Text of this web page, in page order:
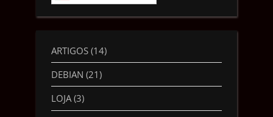
ARTIGOS (14)
DEBIAN (21)
LOJA(3)